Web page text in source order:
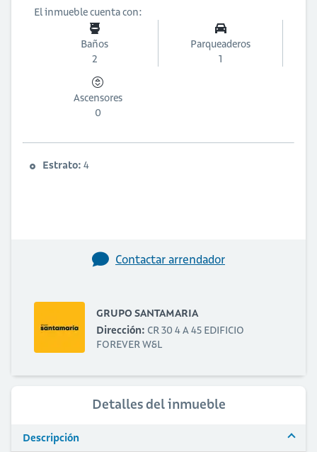
El inmueble cuenta con:
Baños
2
Parqueaderos
1
Ascensores
0
Estrato: 4
Contactar arrendador
GRUPO SANTAMARIA
Dirección: CR 30 4 A 45 EDIFICIO
FOREVER W&L
Detalles del inmueble
Descripción